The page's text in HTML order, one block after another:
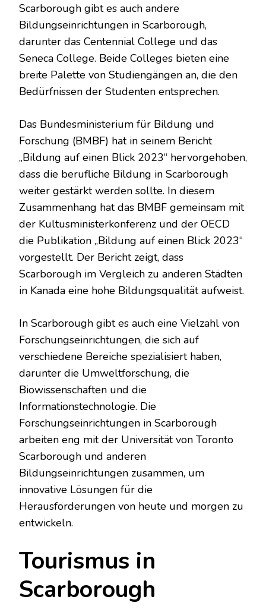
Scarborough gibt es auch andere
Bildungseinrichtungen in Scarborough,
darunter das Centennial College und das
Seneca College. Beide Colleges bieten eine
breite Palette von Studiengängen an, die den
Bedürfnissen der Studenten entsprechen.
Das Bundesministerium für Bildung und
Forschung (BMBF) hat in seinem Bericht
„Bildung auf einen Blick 2023“ hervorgehoben,
dass die berufliche Bildung in Scarborough
weiter gestärkt werden sollte. In diesem
Zusammenhang hat das BMBF gemeinsam mit
der Kultusministerkonferenz und der OECD
die Publikation „Bildung auf einen Blick 2023“
vorgestellt. Der Bericht zeigt, dass
Scarborough im Vergleich zu anderen Städten
in Kanada eine hohe Bildungsqualität aufweist.
In Scarborough gibt es auch eine Vielzahl von
Forschungseinrichtungen, die sich auf
verschiedene Bereiche spezialisiert haben,
darunter die Umweltforschung, die
Biowissenschaften und die
Informationstechnologie. Die
Forschungseinrichtungen in Scarborough
arbeiten eng mit der Universität von Toronto
Scarborough und anderen
Bildungseinrichtungen zusammen, um
innovative Lösungen für die
Herausforderungen von heute und morgen zu
entwickeln.
Tourismus in
Scarborough